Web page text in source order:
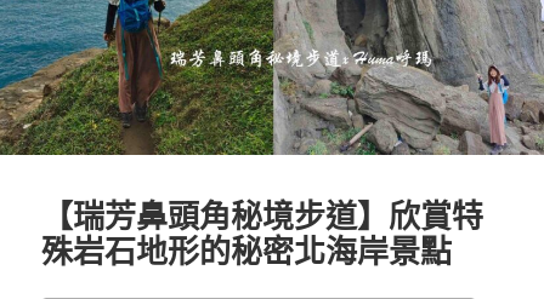
【瑞芳鼻頭角秘境步道】欣賞特
殊岩石地形的秘密北海岸景點